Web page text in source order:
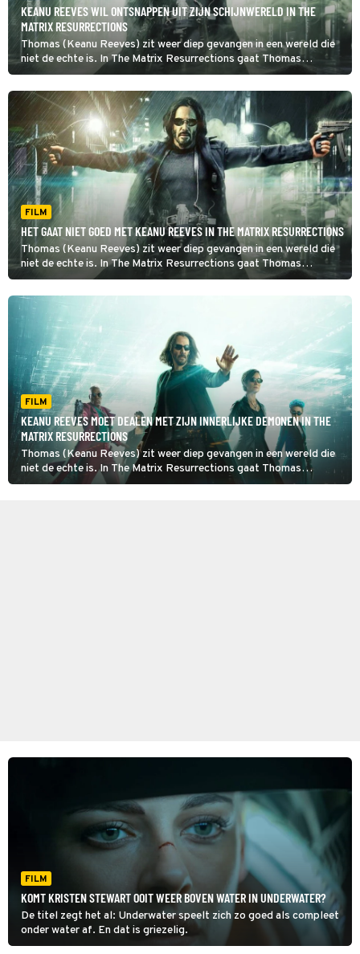
KEANU REEVES WIL ONTSNAPPEN UIT ZIJN SCHIJNWERELD IN THE
MATRIX RESURRECTIONS
Thomas (Keanu Reeves) zit weer diep gevangen in een wereld die
niet de echte is. In The Matrix Resurrections gaat Thomas
proberen uit deze schijnwereld te ontsnappen.
FILM
HET GAAT NIET GOED MET KEANU REEVES IN THE MATRIX RESURRECTIONS
Thomas (Keanu Reeves) zit weer diep gevangen in een wereld die
niet de echte is. In The Matrix Resurrections gaat Thomas
proberen uit deze schijnwereld te ontsnappen.
FILM
KEANU REEVES MOET DEALEN MET ZIJN INNERLIJKE DEMONEN IN THE
MATRIX RESURRECTIONS
Thomas (Keanu Reeves) zit weer diep gevangen in een wereld die
niet de echte is. In The Matrix Resurrections gaat Thomas
proberen uit deze schijnwereld te ontsnappen.
FILM
KOMT KRISTEN STEWART OOIT WEER BOVEN WATER IN UNDERWATER?
De titel zegt het al: Underwater speelt zich zo goed als compleet
onder water af. En dat is griezelig.